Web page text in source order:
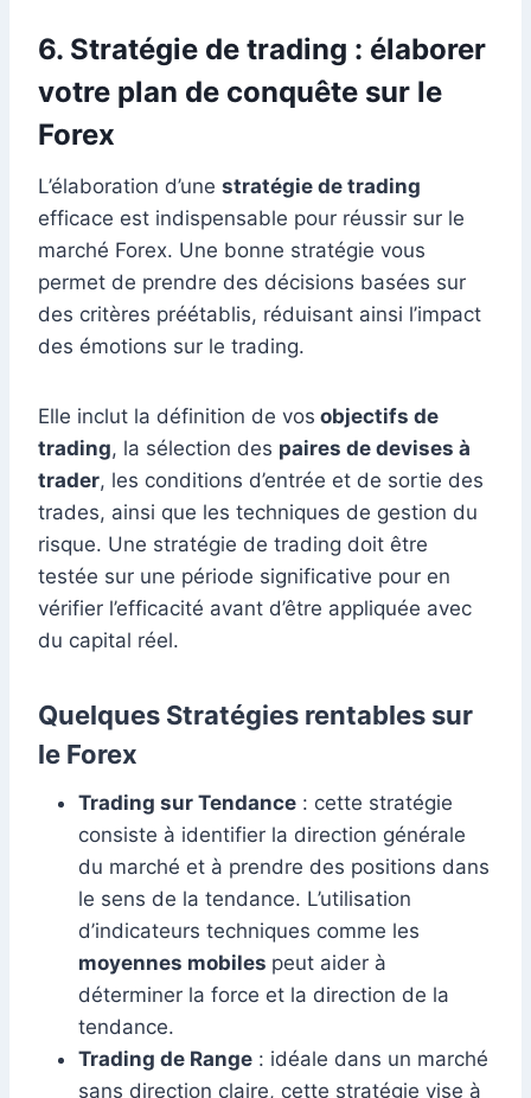
6. Stratégie de trading : élaborer
votre plan de conquête sur le
Forex
L’élaboration d’une stratégie de trading
efficace est indispensable pour réussir sur le
marché Forex. Une bonne stratégie vous
permet de prendre des décisions basées sur
des critères préétablis, réduisant ainsi l’impact
des émotions sur le trading.
Elle inclut la définition de vos objectifs de
trading, la sélection des paires de devises à
trader, les conditions d’entrée et de sortie des
trades, ainsi que les techniques de gestion du
risque. Une stratégie de trading doit être
testée sur une période significative pour en
vérifier l’efficacité avant d’être appliquée avec
du capital réel.
Quelques Stratégies rentables sur
le Forex
Trading sur Tendance : cette stratégie
consiste à identifier la direction générale
du marché et à prendre des positions dans
le sens de la tendance. L’utilisation
d’indicateurs techniques comme les
moyennes mobiles peut aider à
déterminer la force et la direction de la
tendance.
Trading de Range : idéale dans un marché
sans direction claire, cette stratégie vise à